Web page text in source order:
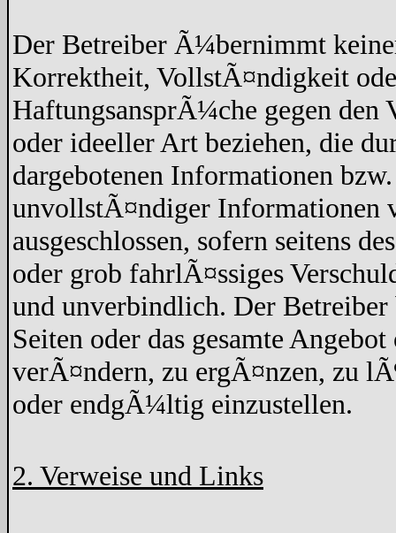
Der Betreiber Ã¼bernimmt
Korrektheit, VollstÃ¤ndigkeit
HaftungsansprÃ¼che gegen den
oder ideeller Art beziehen, die
dargebotenen Informationen
unvollstÃ¤ndiger Informationen
ausgeschlossen, sofern seitens
oder grob fahrlÃ¤ssiges
und unverbindlich. Der
Seiten oder das gesamte
verÃ¤ndern, zu ergÃ¤nzen, zu
oder endgÃ¼ltig einzustellen.
2. Verweise und Links